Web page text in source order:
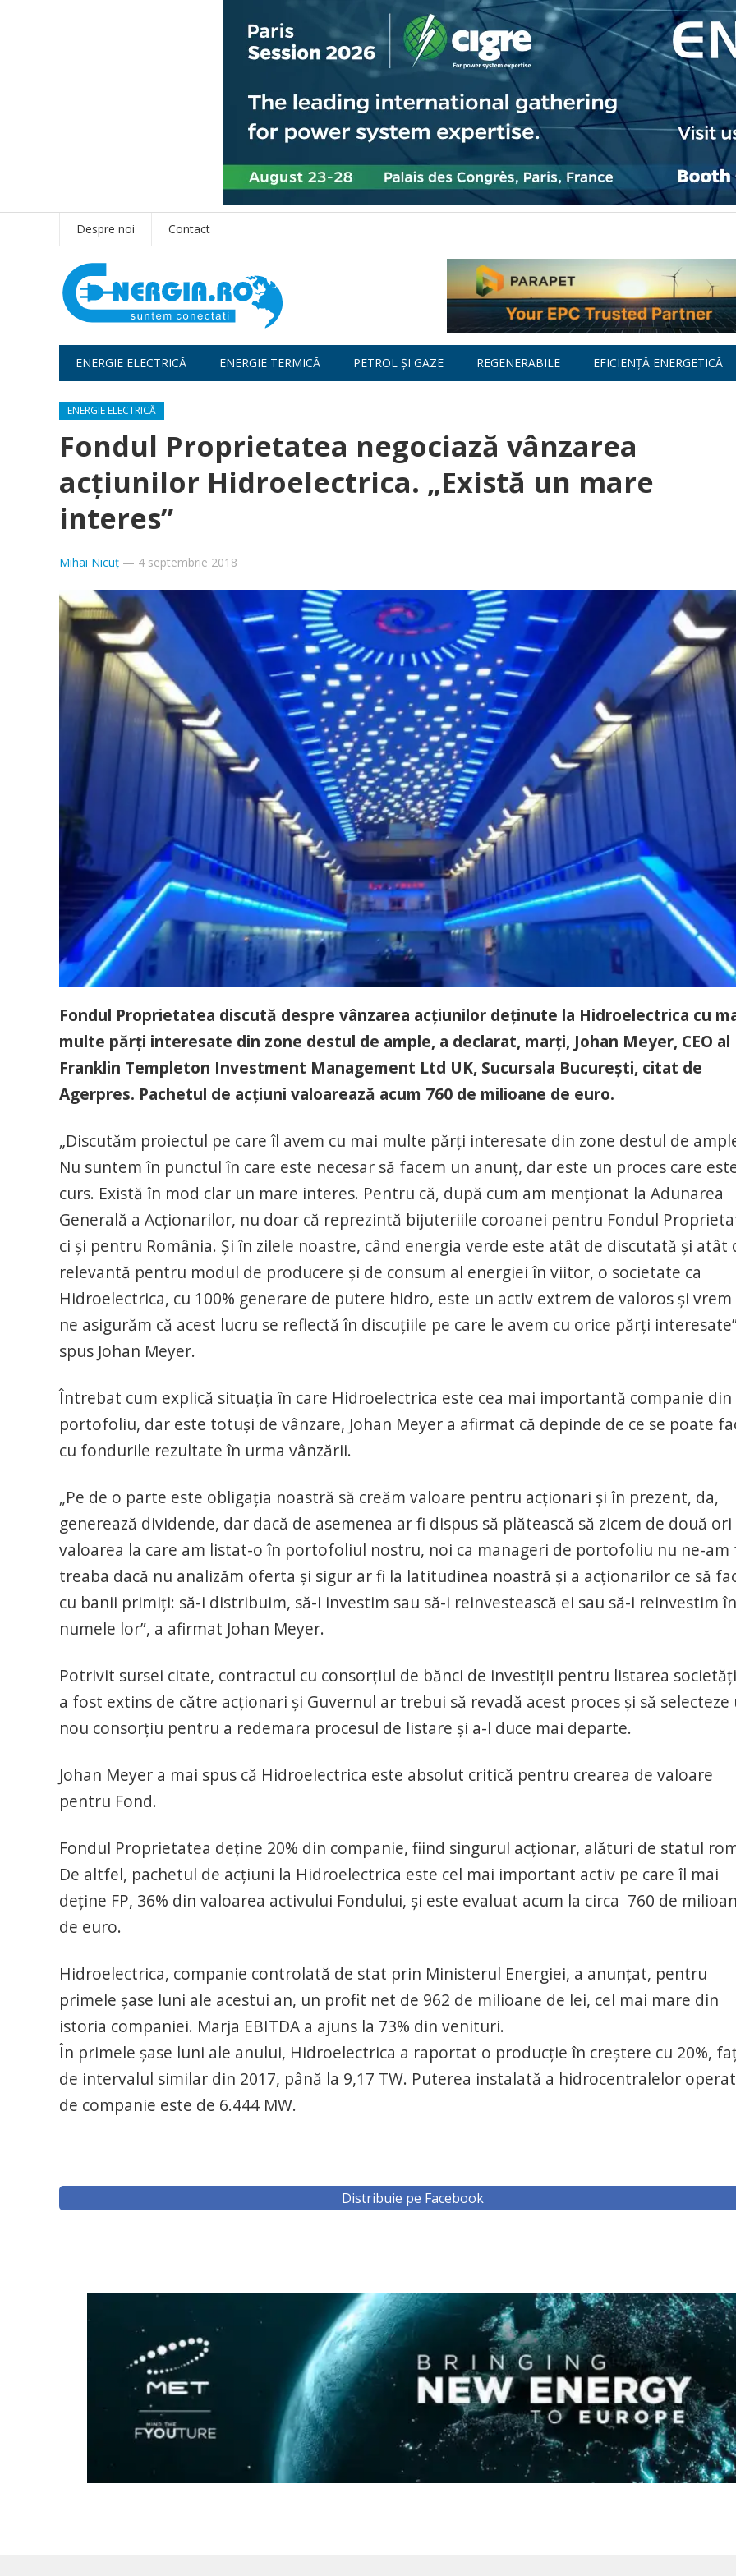
Despre noi Contact
ENERGIE ELECTRICĂ ENERGIE TERMICĂ PETROL ȘI GAZE REGENERABILE EFICIENȚĂ ENERGETICĂ
ENERGIE ELECTRICĂ
Fondul Proprietatea negociază vânzarea
acţiunilor Hidroelectrica. „Există un mare
interes”
Mihai Nicuț — 4 septembrie 2018
Fondul Proprietatea discută despre vânzarea acţiunilor deţinute la Hidroelectrica cu
multe părţi interesate din zone destul de ample, a declarat, marţi, Johan Meyer, CEO al
Franklin Templeton Investment Management Ltd UK, Sucursala Bucureşti, citat de
Agerpres. Pachetul de acţiuni valoarează acum 760 de milioane de euro.
„Discutăm proiectul pe care îl avem cu mai multe părţi interesate din zone destul de
Nu suntem în punctul în care este necesar să facem un anunţ, dar este un proces care
curs. Există în mod clar un mare interes. Pentru că, după cum am menţionat la Adunarea
Generală a Acţionarilor, nu doar că reprezintă bijuteriile coroanei pentru Fondul
ci şi pentru România. Şi în zilele noastre, când energia verde este atât de discutată şi atât
relevantă pentru modul de producere şi de consum al energiei în viitor, o societate ca
Hidroelectrica, cu 100% generare de putere hidro, este un activ extrem de valoros şi vrem
ne asigurăm că acest lucru se reflectă în discuţiile pe care le avem cu orice părţi
spus Johan Meyer.
Întrebat cum explică situaţia în care Hidroelectrica este cea mai importantă companie din
portofoliu, dar este totuşi de vânzare, Johan Meyer a afirmat că depinde de ce se poate
cu fondurile rezultate în urma vânzării.
„Pe de o parte este obligaţia noastră să creăm valoare pentru acţionari şi în prezent, da,
generează dividende, dar dacă de asemenea ar fi dispus să plătească să zicem de două ori
valoarea la care am listat-o în portofoliul nostru, noi ca manageri de portofoliu nu ne-am
treaba dacă nu analizăm oferta şi sigur ar fi la latitudinea noastră şi a acţionarilor ce să
cu banii primiţi: să-i distribuim, să-i investim sau să-i reinvestească ei sau să-i reinvestim în
numele lor”, a afirmat Johan Meyer.
Potrivit sursei citate, contractul cu consorţiul de bănci de investiţii pentru listarea
a fost extins de către acţionari şi Guvernul ar trebui să revadă acest proces şi să selecteze
nou consorţiu pentru a redemara procesul de listare şi a-l duce mai departe.
Johan Meyer a mai spus că Hidroelectrica este absolut critică pentru crearea de valoare
pentru Fond.
Fondul Proprietatea deţine 20% din companie, fiind singurul acţionar, alături de statul
De altfel, pachetul de acţiuni la Hidroelectrica este cel mai important activ pe care îl mai
deţine FP, 36% din valoarea activului Fondului, şi este evaluat acum la circa 760 de
de euro.
Hidroelectrica, companie controlată de stat prin Ministerul Energiei, a anunţat, pentru
primele şase luni ale acestui an, un profit net de 962 de milioane de lei, cel mai mare din
istoria companiei. Marja EBITDA a ajuns la 73% din venituri.
În primele şase luni ale anului, Hidroelectrica a raportat o producţie în creştere cu 20%,
de intervalul similar din 2017, până la 9,17 TW. Puterea instalată a hidrocentralelor
de companie este de 6.444 MW.
Distribuie pe Facebook